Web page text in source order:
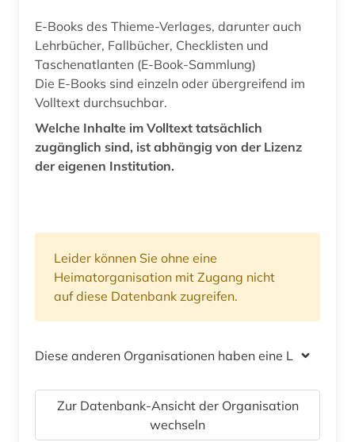
E-Books des Thieme-Verlages, darunter auch
Lehrbücher, Fallbücher, Checklisten und
Taschenatlanten (E-Book-Sammlung)
Die E-Books sind einzeln oder übergreifend im
Volltext durchsuchbar.
Welche Inhalte im Volltext tatsächlich
zugänglich sind, ist abhängig von der Lizenz
der eigenen Institution.
Leider können Sie ohne eine
Heimatorganisation mit Zugang nicht
auf diese Datenbank zugreifen.
Diese anderen Organisationen haben eine Lizenz
Zur Datenbank-Ansicht der Organisation
wechseln